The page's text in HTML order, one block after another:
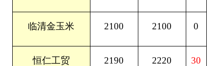
临清金玉米 2100 2100 0
恒仁工贸 2190 2220 30